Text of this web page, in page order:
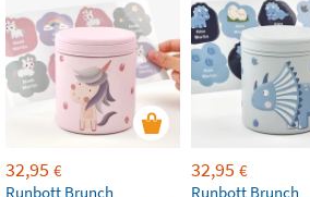
32,95 €
Runbott Brunch
32,95 €
Runbott Brunch